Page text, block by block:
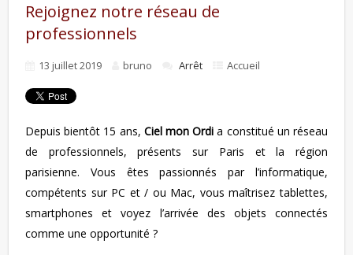
Rejoignez notre réseau de
professionnels
13 juillet 2019 bruno Arrêt Accueil
Depuis bientôt 15 ans, Ciel mon Ordi a constitué un réseau
de professionnels, présents sur Paris et la région
parisienne. Vous êtes passionnés par l’informatique,
compétents sur PC et / ou Mac, vous maîtrisez tablettes,
smartphones et voyez l’arrivée des objets connectés
comme une opportunité ?